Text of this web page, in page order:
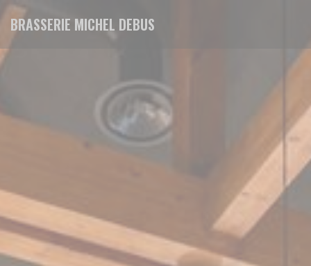
Cookie管理面板
BRASSERIE MICHEL DEBUS